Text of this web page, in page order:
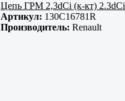
Цепь ГРМ 2,3dCi (к-кт) 2.3dCi
Артикул: 130C16781R
Производитель: Renault